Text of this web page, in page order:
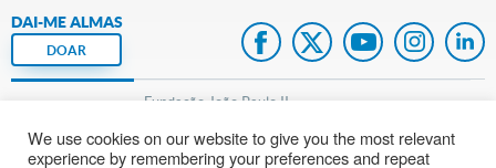
DAI-ME ALMAS
DOAR
Fundação João Paulo II
Pedido de Oração
We use cookies on our website to give you the most relevant
experience by remembering your preferences and repeat